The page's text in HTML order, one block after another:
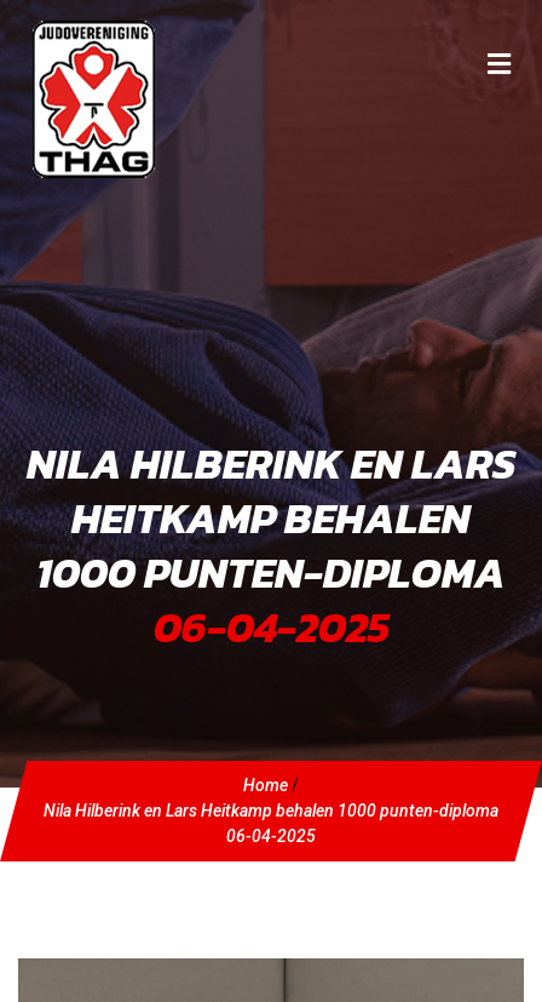
NILA HILBERINK EN LARS
HEITKAMP BEHALEN
1000 PUNTEN-DIPLOMA
06-04-2025
Home/
Nila Hilberink en Lars Heitkamp behalen 1000 punten-diploma
06-04-2025